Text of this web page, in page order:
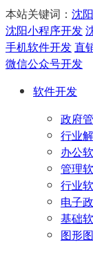
本站关键词： 沈
沈阳小程序开发
手机软件开发直
微信公众号开发
软件开发
政府
行业
办公
管理
行业
电子
基础
图形